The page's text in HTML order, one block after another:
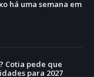
há uma semana em
Cotia pede que
para 2027